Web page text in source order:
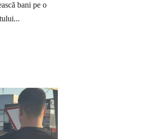
bani pe o